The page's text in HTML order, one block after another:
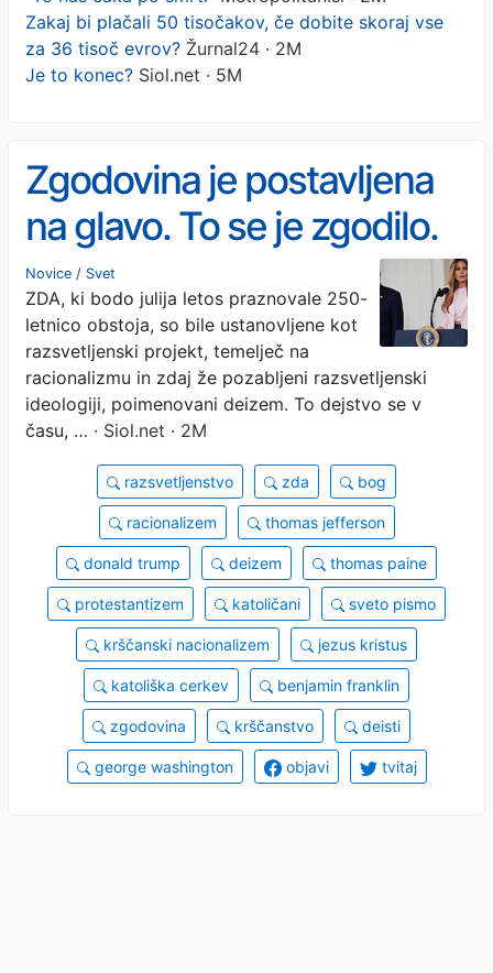
Zakaj bi plačali 50 tisočakov, če dobite skoraj vse
za 36 tisoč evrov? Žurnal24 · 2M
Je to konec? Siol.net · 5M
Zgodovina je postavljena
na glavo. To se je zgodilo.
Novice / Svet
ZDA, ki bodo julija letos praznovale 250-
letnico obstoja, so bile ustanovljene kot
razsvetljenski projekt, temelječ na
racionalizmu in zdaj že pozabljeni razsvetljenski
ideologiji, poimenovani deizem. To dejstvo se v
času, … · Siol.net · 2M
razsvetljenstvo zda bog
racionalizem thomas jefferson
donald trump deizem thomas paine
protestantizem katoličani sveto pismo
krščanski nacionalizem jezus kristus
katoliška cerkev benjamin franklin
zgodovina krščanstvo deisti
george washington objavi tvitaj